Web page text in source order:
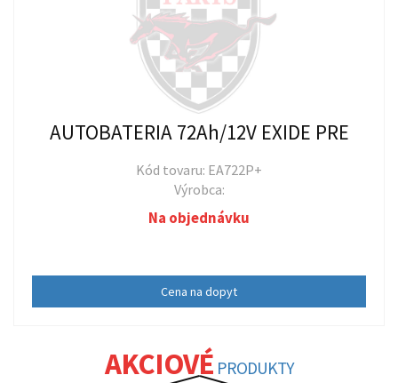
AUTOBATERIA 72Ah/12V EXIDE PRE
Kód tovaru: EA722P+
Výrobca:
Na objednávku
Cena na dopyt
AKCIOVÉ PRODUKTY